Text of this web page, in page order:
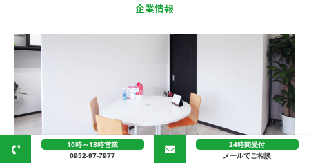
企業情報
10時～18時営業
0952-97-7977
24時間受付
メールでご相談